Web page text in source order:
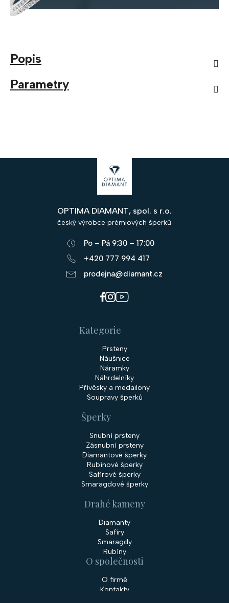
Popis
Parametry
OPTIMA DIAMANT, spol. s r.o.
český výrobce prémiových šperků
Po – Pá 9:30 – 17:00
+420 777 994 417
prodejna@diamant.cz
Kategorie
Prsteny
Náušnice
Náramky
Náhrdelníky
Přívěsky a medailony
Soupravy šperků
Šperky
Snubní prsteny
Zásnubní prsteny
Diamantové šperky
Rubínové šperky
Safírové šperky
Smaragdové šperky
Drahé kameny
Diamanty
Safíry
Smaragdy
Rubíny
O společnosti
O firmě
Kontakty